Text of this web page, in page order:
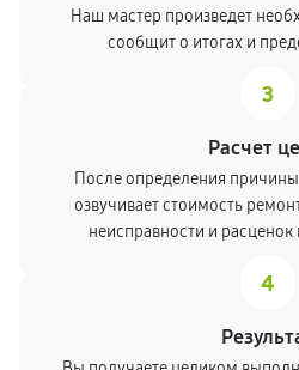
Наш мастер произведет
сообщит о итогах и
3
Расчет
После определения
озвучивает стоимость
неисправности и
4